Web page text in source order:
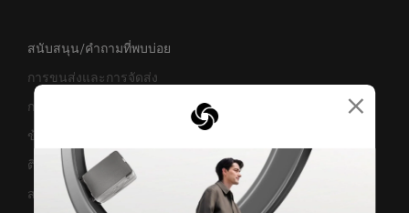
×
สนับสนุน/คำถามที่พบบ่อย
การขนส่งและการจัดส่ง
การคืนสินค้าและการคืนเงิน
ข้อกำหนดและเงื่อนไขการรับประกัน
ติดต่อเรา
สอบถามข้อมูลทางธุรกิจ